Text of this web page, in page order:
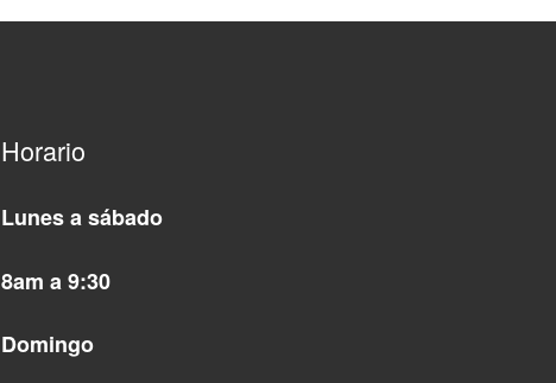
Horario
Lunes a sábado
8am a 9:30
Domingo